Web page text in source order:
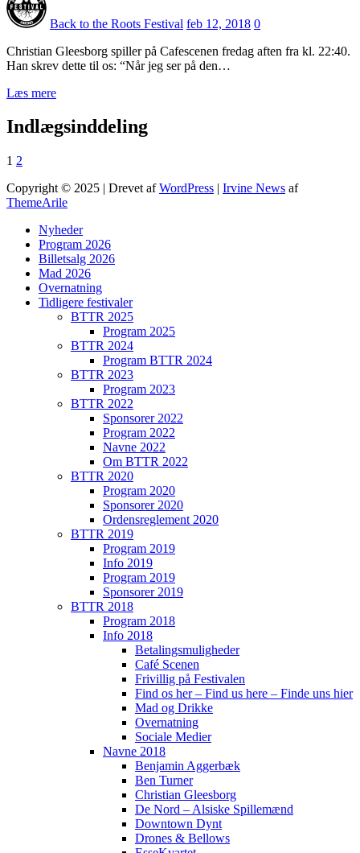
Back to the Roots Festival feb 12, 2018 0
Christian Gleesborg spiller på Cafescenen fredag aften fra kl. 22:40.
Han skrev dette til os: “Når jeg ser på den…
Læs mere
Indlægsinddeling
1 2
Copyright © 2025 | Drevet afWordPress | Irvine News af
ThemeArile
Nyheder
Program 2026
Billetsalg 2026
Mad 2026
Overnatning
Tidligere festivaler
BTTR 2025
Program 2025
BTTR 2024
Program BTTR 2024
BTTR 2023
Program 2023
BTTR 2022
Sponsorer 2022
Program 2022
Navne 2022
Om BTTR 2022
BTTR 2020
Program 2020
Sponsorer 2020
Ordensreglement 2020
BTTR 2019
Program 2019
Info 2019
Program 2019
Sponsorer 2019
BTTR 2018
Program 2018
Info 2018
Betalingsmuligheder
Café Scenen
Frivillig på Festivalen
Find os her – Find us here – Finde uns hier
Mad og Drikke
Overnatning
Sociale Medier
Navne 2018
Benjamin Aggerbæk
Ben Turner
Christian Gleesborg
De Nord – Alsiske Spillemænd
Downtown Dynt
Drones & Bellows